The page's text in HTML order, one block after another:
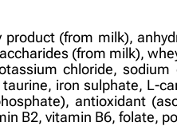
(from milk),
(from milk),
chloride,
iron sulphate, L-
antioxidant
B2, vitamin B6, folate,